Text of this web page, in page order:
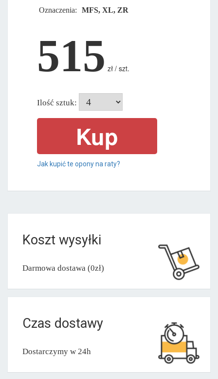
Oznaczenia:
MFS, XL, ZR
515 zł / szt.
Ilość sztuk:
Jak kupić te opony na raty?
Koszt wysyłki
Darmowa dostawa (0zł)
Czas dostawy
Dostarczymy w 24h